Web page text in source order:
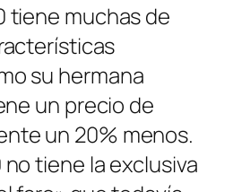
tiene muchas de
su hermana
un precio de
un 20% menos.
tiene la exclusiva